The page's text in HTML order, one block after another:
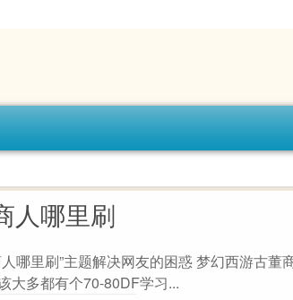
人哪里刷
哪里刷”主题解决网友的困惑 梦幻西游古董
大多都有个70-80DF学习...